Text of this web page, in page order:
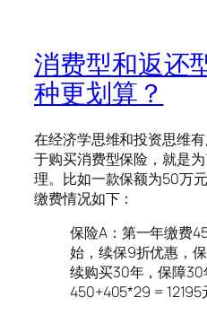
消费型和返还
种更划算？
在经济学思维和投资思维
于购买消费型保险，就是
理。比如一款保额为50万
缴费情况如下：
保险A：第一年缴费
始，续保9折优惠，
续购买30年，保障
450+405*29 = 12195